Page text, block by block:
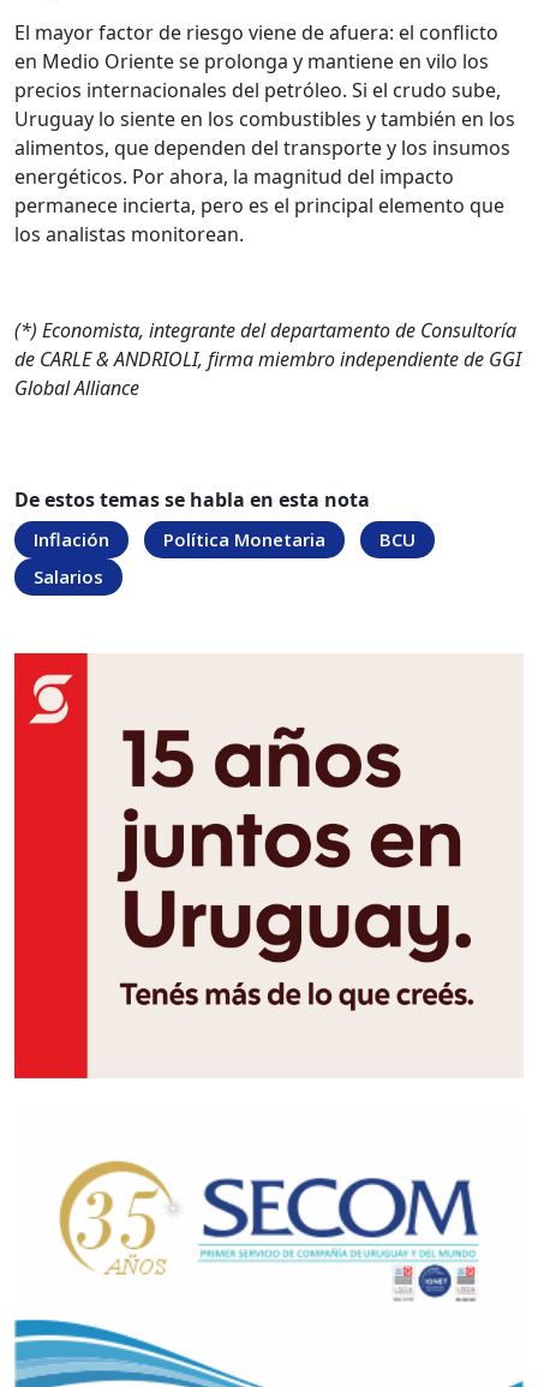
El mayor factor de riesgo viene de afuera: el conflicto
en Medio Oriente se prolonga y mantiene en vilo los
precios internacionales del petróleo. Si el crudo sube,
Uruguay lo siente en los combustibles y también en los
alimentos, que dependen del transporte y los insumos
energéticos. Por ahora, la magnitud del impacto
permanece incierta, pero es el principal elemento que
los analistas monitorean.
(*) Economista, integrante del departamento de Consultoría
de CARLE & ANDRIOLI, firma miembro independiente de GGI
Global Alliance
De estos temas se habla en esta nota
Inflación Política Monetaria
BCU
Salarios